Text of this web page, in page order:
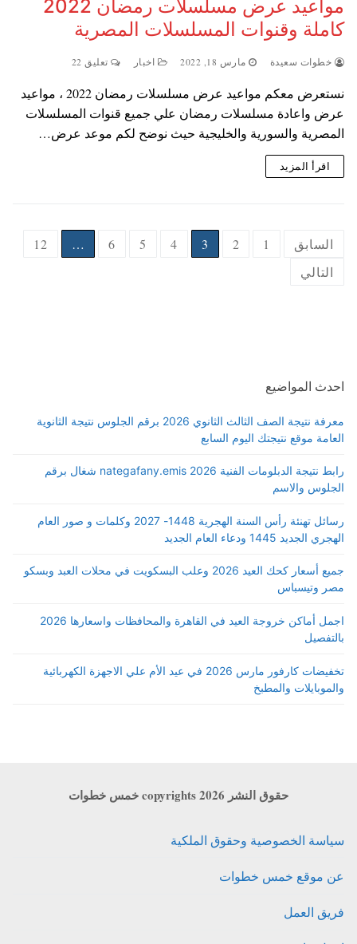
مواعيد عرض مسلسلات رمضان 2022
كاملة وقنوات المسلسلات المصرية
خطوات سعيدة مارس 18, 2022 اخبار تعليق 22
نستعرض معكم مواعيد عرض مسلسلات رمضان 2022 ، مواعيد
عرض واعادة مسلسلات رمضان علي جميع قنوات المسلسلات
المصرية والسورية والخليجية حيث نوضح لكم موعد عرض…
اقرأ المزيد
Posts
pagination
السابق 1
2
3
4
5
6
…
12
التالي
احدث المواضيع
معرفة نتيجة الصف الثالث الثانوي 2026 برقم الجلوس نتيجة الثانوية
العامة موقع نتيجتك اليوم السابع
رابط نتيجة الدبلومات الفنية 2026 nategafany.emis شغال برقم
الجلوس والاسم
رسائل تهنئة رأس السنة الهجرية 1448- 2027 وكلمات و صور العام
الهجري الجديد 1445 ودعاء العام الجديد
جميع أسعار كحك العيد 2026 وعلب البسكويت في محلات العبد وبسكو
مصر وتيسباس
اجمل أماكن خروجة العيد في القاهرة والمحافظات واسعارها 2026
بالتفصيل
تخفيضات كارفور مارس 2026 في عيد الأم علي الاجهزة الكهربائية
والموبايلات والمطبخ
حقوق النشر copyrights 2026 خمس خطوات
سياسة الخصوصية وحقوق الملكية
عن موقع خمس خطوات
فريق العمل